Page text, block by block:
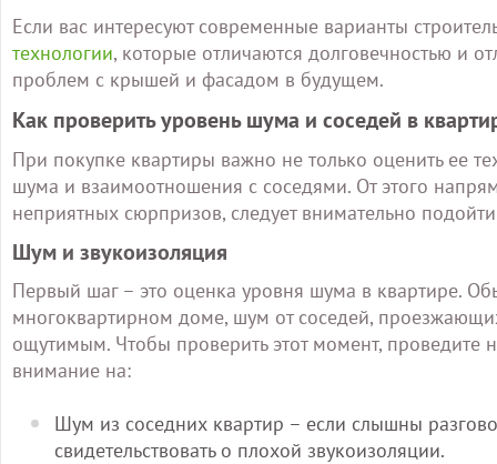
Если вас интересуют современные варианты
технологии, которые отличаются долговечностью и
проблем с крышей и фасадом в будущем.
Как проверить уровень шума и соседей в
При покупке квартиры важно не только оценить ее
шума и взаимоотношения с соседями. От этого
неприятных сюрпризов, следует внимательно
Шум и звукоизоляция
Первый шаг – это оценка уровня шума в квартире.
многоквартирном доме, шум от соседей,
ощутимым. Чтобы проверить этот момент, проведите
внимание на:
Шум из соседних квартир – если слышны
свидетельствовать о плохой звукоизоляции.